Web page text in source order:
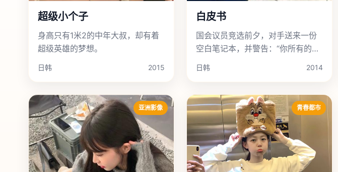
超级小个子
身高只有1米2的中年大叔，却有着
超级英雄的梦想。
日韩 2015
白皮书
国会议员竞选前夕，对手送来一份
空白笔记本，并警告：“你所有的罪
行，都在这里面。”
日韩 2014
亚洲影像 青春都市